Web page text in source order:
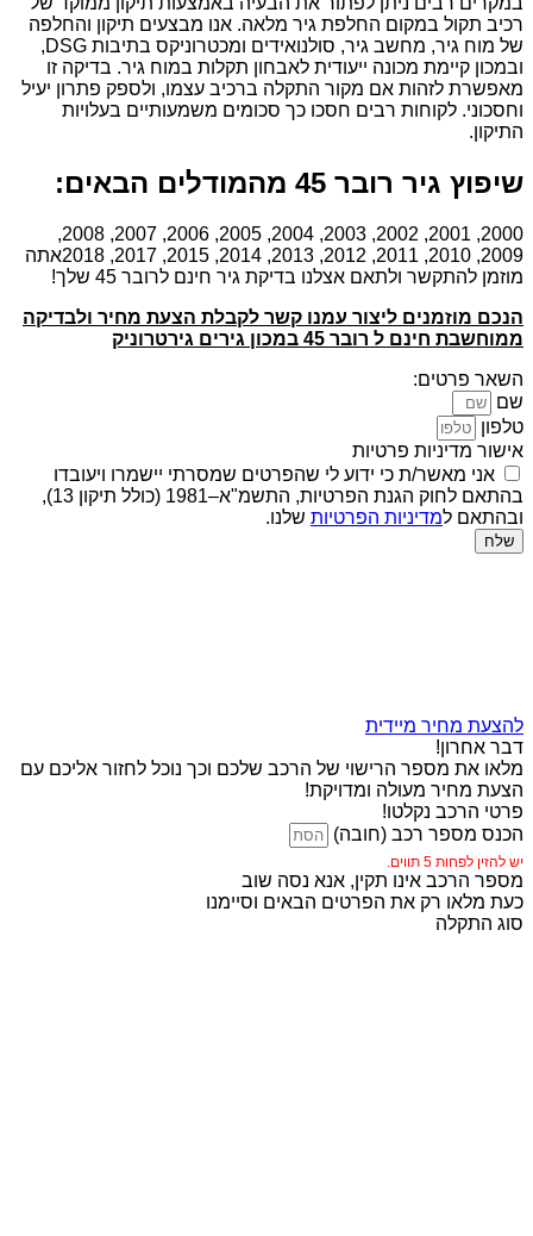
רכיב תקול במקום החלפת גיר מלאה. אנו מבצעים תיקון והחלפה
של מוח גיר, מחשב גיר, סולנואידים ומכטרוניקס בתיבות DSG,
ובמכון קיימת מכונה ייעודית לאבחון תקלות במוח גיר. בדיקה זו
מאפשרת לזהות אם מקור התקלה ברכיב עצמו, ולספק פתרון יעיל
וחסכוני. לקוחות רבים חסכו כך סכומים משמעותיים בעלויות
התיקון.
שיפוץ גיר רובר 45 מהמודלים הבאים:
2000, 2001, 2002, 2003, 2004, 2005, 2006, 2007, 2008,
2009, 2010, 2011, 2012, 2013, 2014, 2015, 2017, 2018אתה
מוזמן להתקשר ולתאם אצלנו בדיקת גיר חינם לרובר 45 שלך!
הנכם מוזמנים ליצור עמנו קשר לקבלת הצעת מחיר ולבדיקה
ממוחשבת חינם ל רובר 45 במכון גירים גירטרוניק
השאר פרטים:
שם
טלפון
אישור מדיניות פרטיות
אני מאשר/ת כי ידוע לי שהפרטים שמסרתי יישמרו ויעובדו
בהתאם לחוק הגנת הפרטיות, התשמ"א–1981 (כולל תיקון 13),
ובהתאם למדיניות הפרטיות שלנו.
שלח
להצעת מחיר מיידית
דבר אחרון!
מלאו את מספר הרישוי של הרכב שלכם וכך נוכל לחזור אליכם עם
הצעת מחיר מעולה ומדויקת!
פרטי הרכב נקלטו!
הכנס מספר רכב (חובה)
יש להזין לפחות 5 תווים.
מספר הרכב אינו תקין, אנא נסה שוב
כעת מלאו רק את הפרטים הבאים וסיימנו
סוג התקלה